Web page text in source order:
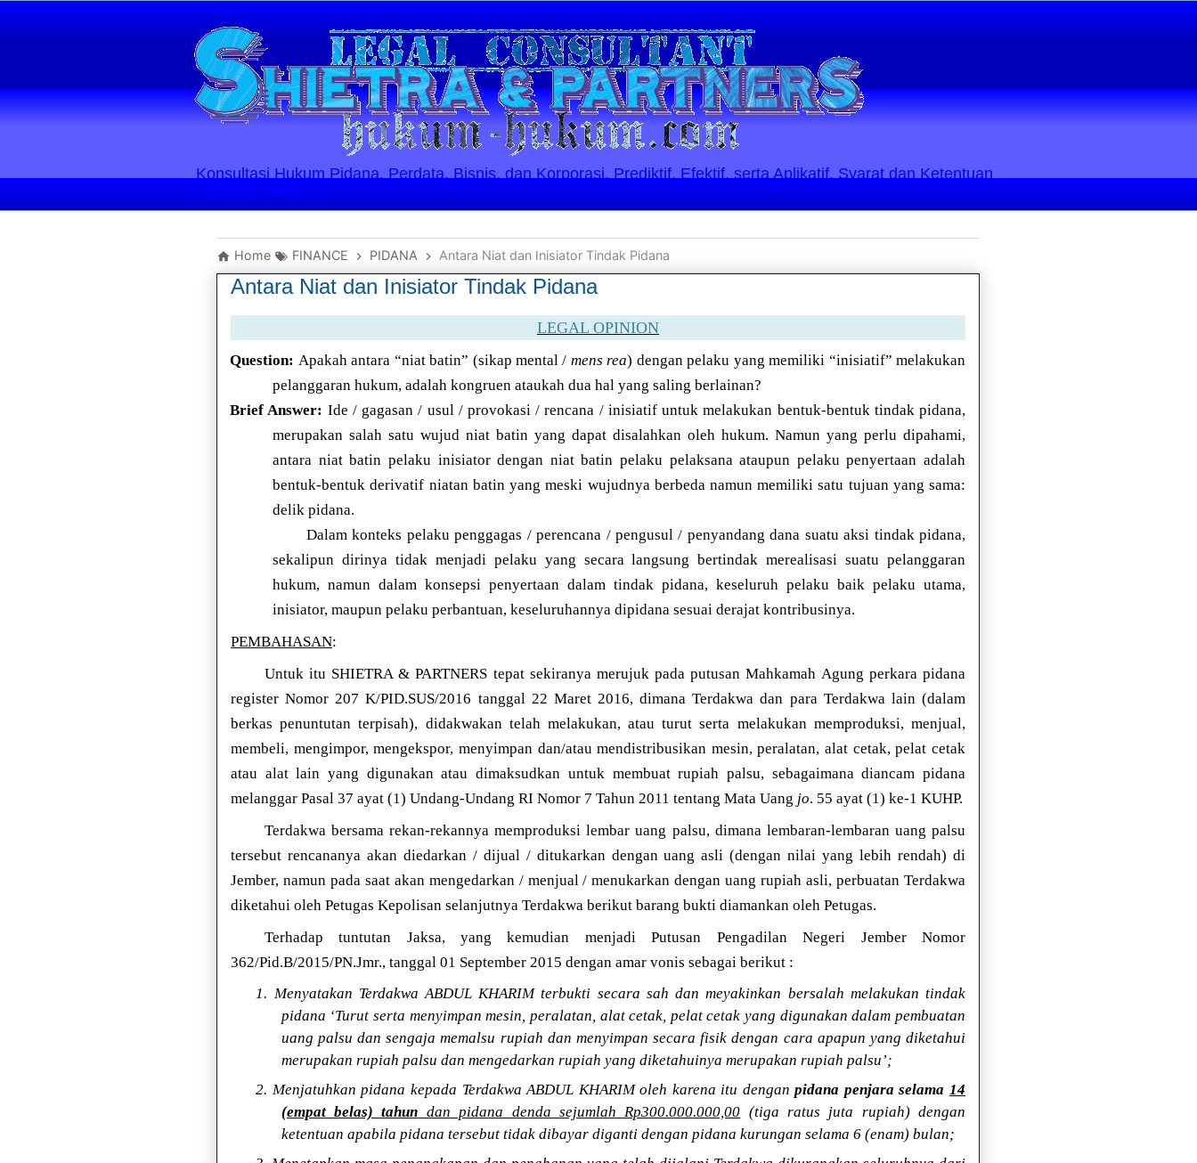
Konsultasi Hukum Pidana, Perdata, Bisnis, dan Korporasi. Prediktif, Efektif, serta Aplikatif. Syarat dan Ketentuan
Layanan Berlaku
Home FINANCE PIDANA Antara Niat dan Inisiator Tindak Pidana
Antara Niat dan Inisiator Tindak Pidana
LEGAL OPINION
Question: Apakah antara “niat batin” (sikap mental / mens rea) dengan pelaku yang memiliki “inisiatif” melakukan
pelanggaran hukum, adalah kongruen ataukah dua hal yang saling berlainan?
Brief Answer: Ide / gagasan / usul / provokasi / rencana / inisiatif untuk melakukan bentuk-bentuk tindak pidana,
merupakan salah satu wujud niat batin yang dapat disalahkan oleh hukum. Namun yang perlu dipahami,
antara niat batin pelaku inisiator dengan niat batin pelaku pelaksana ataupun pelaku penyertaan adalah
bentuk-bentuk derivatif niatan batin yang meski wujudnya berbeda namun memiliki satu tujuan yang sama:
delik pidana.
Dalam konteks pelaku penggagas / perencana / pengusul / penyandang dana suatu aksi tindak pidana,
sekalipun dirinya tidak menjadi pelaku yang secara langsung bertindak merealisasi suatu pelanggaran
hukum, namun dalam konsepsi penyertaan dalam tindak pidana, keseluruh pelaku baik pelaku utama,
inisiator, maupun pelaku perbantuan, keseluruhannya dipidana sesuai derajat kontribusinya.
PEMBAHASAN:
Untuk itu SHIETRA & PARTNERS tepat sekiranya merujuk pada putusan Mahkamah Agung perkara pidana
register Nomor 207 K/PID.SUS/2016 tanggal 22 Maret 2016, dimana Terdakwa dan para Terdakwa lain (dalam
berkas penuntutan terpisah), didakwakan telah melakukan, atau turut serta melakukan memproduksi, menjual,
membeli, mengimpor, mengekspor, menyimpan dan/atau mendistribusikan mesin, peralatan, alat cetak, pelat cetak
atau alat lain yang digunakan atau dimaksudkan untuk membuat rupiah palsu, sebagaimana diancam pidana
melanggar Pasal 37 ayat (1) Undang-Undang RI Nomor 7 Tahun 2011 tentang Mata Uang jo. 55 ayat (1) ke-1 KUHP.
Terdakwa bersama rekan-rekannya memproduksi lembar uang palsu, dimana lembaran-lembaran uang palsu
tersebut rencananya akan diedarkan / dijual / ditukarkan dengan uang asli (dengan nilai yang lebih rendah) di
Jember, namun pada saat akan mengedarkan / menjual / menukarkan dengan uang rupiah asli, perbuatan Terdakwa
diketahui oleh Petugas Kepolisan selanjutnya Terdakwa berikut barang bukti diamankan oleh Petugas.
Terhadap tuntutan Jaksa, yang kemudian menjadi Putusan Pengadilan Negeri Jember Nomor
362/Pid.B/2015/PN.Jmr., tanggal 01 September 2015 dengan amar vonis sebagai berikut :
1. Menyatakan Terdakwa ABDUL KHARIM terbukti secara sah dan meyakinkan bersalah melakukan tindak
pidana ‘Turut serta menyimpan mesin, peralatan, alat cetak, pelat cetak yang digunakan dalam pembuatan
uang palsu dan sengaja memalsu rupiah dan menyimpan secara fisik dengan cara apapun yang diketahui
merupakan rupiah palsu dan mengedarkan rupiah yang diketahuinya merupakan rupiah palsu’;
2. Menjatuhkan pidana kepada Terdakwa ABDUL KHARIM oleh karena itu denganpidana penjara selama14
(empat belas) tahun dan pidana denda sejumlah Rp300.000.000,00 (tiga ratus juta rupiah) dengan
ketentuan apabila pidana tersebut tidak dibayar diganti dengan pidana kurungan selama 6 (enam) bulan;